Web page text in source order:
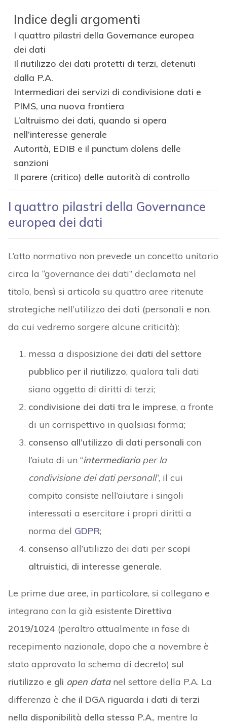
Indice degli argomenti
I quattro pilastri della Governance europea
dei dati
Il riutilizzo dei dati protetti di terzi, detenuti
dalla P.A.
Intermediari dei servizi di condivisione dati e
PIMS, una nuova frontiera
L’altruismo dei dati, quando si opera
nell’interesse generale
Autorità, EDIB e il punctum dolens delle
sanzioni
Il parere (critico) delle autorità di controllo
I quattro pilastri della Governance
europea dei dati
L’atto normativo non prevede un concetto unitario
circa la “governance dei dati” declamata nel
titolo, bensì si articola su quattro aree ritenute
strategiche nell’utilizzo dei dati (personali e non,
da cui vedremo sorgere alcune criticità):
messa a disposizione dei dati del settore
pubblico per il riutilizzo, qualora tali dati
siano oggetto di diritti di terzi;
condivisione dei dati tra le imprese, a fronte
di un corrispettivo in qualsiasi forma;
consenso all’utilizzo di dati personali con
l’aiuto di un “intermediarioper la
condivisione dei dati personali“, il cui
compito consiste nell’aiutare i singoli
interessati a esercitare i propri diritti a
norma del GDPR;
consenso all’utilizzo dei dati per scopi
altruistici, di interesse generale.
Le prime due aree, in particolare, si collegano e
integrano con la già esistente Direttiva
2019/1024 (peraltro attualmente in fase di
recepimento nazionale, dopo che a novembre è
stato approvato lo schema di decreto) sul
riutilizzo e gli open data nel settore della P.A. La
differenza è che il DGA riguarda i dati di terzi
nella disponibilità della stessa P.A., mentre la